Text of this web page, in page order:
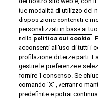
tue modalità di utilizzo del
disposizione contenuti e
personalizzati in base ai
nella politica sui cookie .
acconsenti all'uso di tutti i
profilazione di terze parti.
gestire le preferenze e
fornire il consenso. Se
comando 'X' , verranno
predefinite e potrai